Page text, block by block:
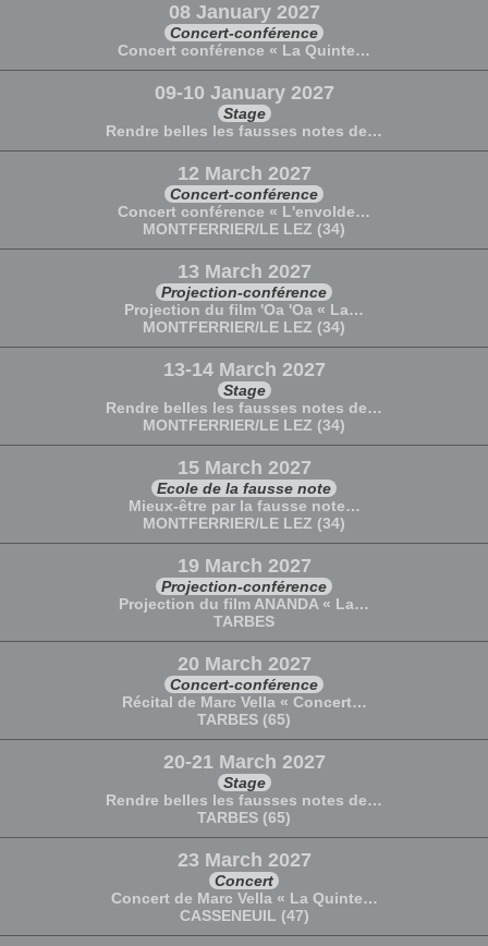
08 January 2027
Concert-conférence
Concert conférence « La Quinte…
09-10 January 2027
Stage
Rendre belles les fausses notes de…
12 March 2027
Concert-conférence
Concert conférence « L'envolde…
MONTFERRIER/LE LEZ (34)
13 March 2027
Projection-conférence
Projection du film 'Oa 'Oa « La…
MONTFERRIER/LE LEZ (34)
13-14 March 2027
Stage
Rendre belles les fausses notes de…
MONTFERRIER/LE LEZ (34)
15 March 2027
Ecole de la fausse note
Mieux-être par la fausse note…
MONTFERRIER/LE LEZ (34)
19 March 2027
Projection-conférence
Projection du film ANANDA « La…
TARBES
20 March 2027
Concert-conférence
Récital de Marc Vella « Concert…
TARBES (65)
20-21 March 2027
Stage
Rendre belles les fausses notes de…
TARBES (65)
23 March 2027
Concert
Concert de Marc Vella « La Quinte…
CASSENEUIL (47)